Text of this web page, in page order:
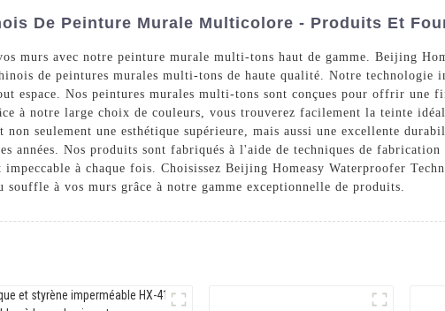
De Peinture Murale Multicolore - Produits Et
murs avec notre peinture murale multi-tons haut de gamme. Beijing
de peintures murales multi-tons de haute qualité. Notre technologie
espace. Nos peintures murales multi-tons sont conçues pour offrir une
à notre large choix de couleurs, vous trouverez facilement la teinte
seulement une esthétique supérieure, mais aussi une excellente
années. Nos produits sont fabriqués à l'aide de techniques de
à chaque fois. Choisissez Beijing Homeasy Waterproofer
souffle à vos murs grâce à notre gamme exceptionnelle de produits.